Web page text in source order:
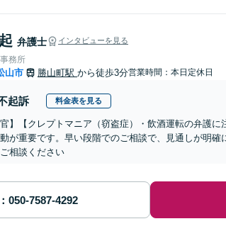
弁護士 インタビューを見る
務所
山市 勝山町駅 から徒歩3分営業時間：本日定休日
起訴 料金表を見る
官】【クレプトマニア（窃盗症）・飲酒運転の弁護
が重要です。早い段階でのご相談で、見通しが明
相談ください